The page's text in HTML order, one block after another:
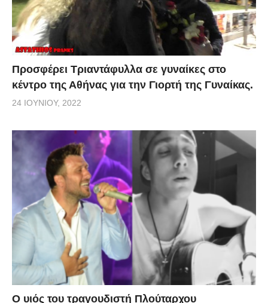
Προσφέρει Τριαντάφυλλα σε γυναίκες στο
κέντρο της Αθήνας για την Γιορτή της Γυναίκας.
24 ΙΟΥΝΊΟΥ, 2022
O υιός του τραγουδιστή Πλούταρχου